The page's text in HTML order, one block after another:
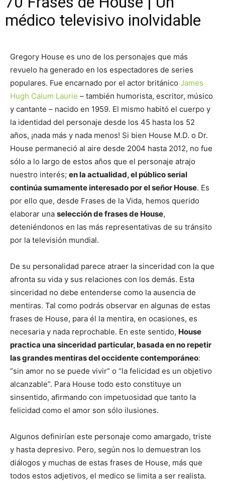
médico televisivo inolvidable
Gregory House es uno de los personajes que más
revuelo ha generado en los espectadores de series
populares. Fue encarnado por el actor británico James
Hugh Calum Laurie – también humorista, escritor, músico
y cantante – nacido en 1959. El mismo habitó el cuerpo y
la identidad del personaje desde los 45 hasta los 52
años, ¡nada más y nada menos! Si bien House M.D. o Dr.
House permaneció al aire desde 2004 hasta 2012, no fue
sólo a lo largo de estos años que el personaje atrajo
nuestro interés; en la actualidad, el público serial
continúa sumamente interesado por el señor House. Es
por ello que, desde Frases de la Vida, hemos querido
elaborar una selección de frases de House,
deteniéndonos en las más representativas de su tránsito
por la televisión mundial.
De su personalidad parece atraer la sinceridad con la que
afronta su vida y sus relaciones con los demás. Esta
sinceridad no debe entenderse como la ausencia de
mentiras. Tal como podrás observar en algunas de estas
frases de House, para él la mentira, en ocasiones, es
necesaria y nada reprochable. En este sentido, House
practica una sinceridad particular, basada en no repetir
las grandes mentiras del occidente contemporáneo:
“sin amor no se puede vivir” o “la felicidad es un objetivo
alcanzable”. Para House todo esto constituye un
sinsentido, afirmando con impetuosidad que tanto la
felicidad como el amor son sólo ilusiones.
Algunos definirían este personaje como amargado, triste
y hasta depresivo. Pero, según nos lo demuestran los
diálogos y muchas de estas frases de House, más que
todos estos adjetivos, el medico se limita a ser realista.